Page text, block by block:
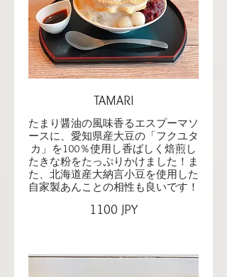
TAMARI
たまり醤油の風味香るエスプーマソ
ースに、愛知県産大豆の「フクユタ
カ」を100％使用し香ばしく焙煎し
たきな粉をたっぷりかけました！ま
た、北海道産大納言小豆を使用した
1100 JPY